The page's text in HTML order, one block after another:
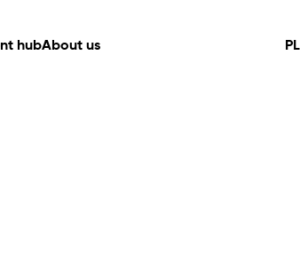
hubAbout us PL